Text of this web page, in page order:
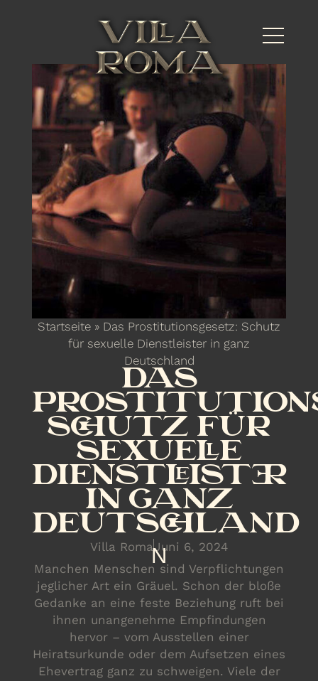
Startseite » Das Prostitutionsgesetz: Schutz
für sexuelle Dienstleister in ganz
Deutschland
DAS
SCHUTZ FÜR
SEXUELLE
DIENSTLEISTER
IN GANZ
DEUTSCHLAND
Villa RomaJuni 6, 2024
N
Manchen Menschen sind Verpflichtungen
jeglicher Art ein Gräuel. Schon der bloße
Gedanke an eine feste Beziehung ruft bei
ihnen unangenehme Empfindungen
hervor – vom Ausstellen einer
Heiratsurkunde oder dem Aufsetzen eines
Ehevertrag ganz zu schweigen. Viele der